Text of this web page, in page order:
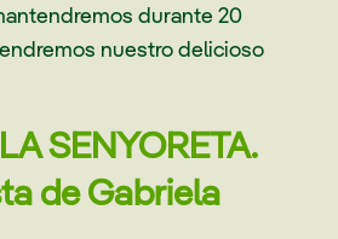
durante 20
nuestro delicioso
SENYORETA.
de Gabriela